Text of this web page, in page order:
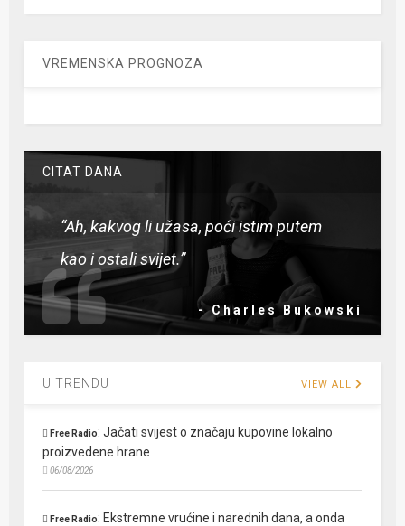
VREMENSKA PROGNOZA
CITAT DANA
“Ah, kakvog li užasa, poći istim putem
kao i ostali svijet.”
- Charles Bukowski
U TRENDU VIEW ALL
Free Radio:Jačati svijest o značaju kupovine lokalno
proizvedene hrane
06/08/2026
Free Radio: Ekstremne vrućine i narednih dana, a onda